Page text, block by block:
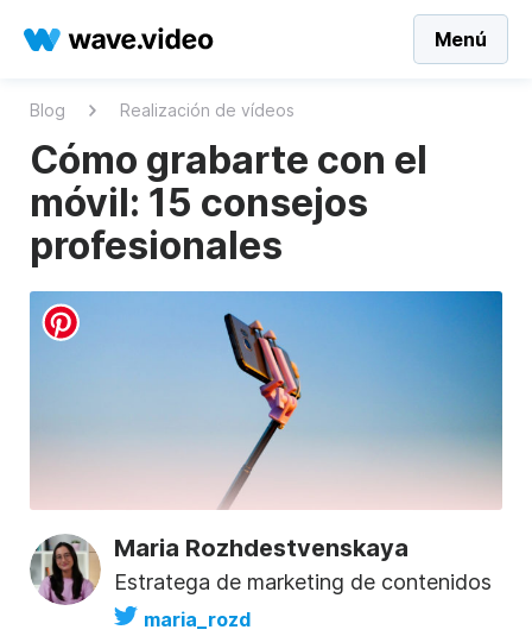
Menú
Blog Realización de vídeos
Cómo grabarte con el
móvil: 15 consejos
profesionales
Maria Rozhdestvenskaya
Estratega de marketing de contenidos
maria_rozd